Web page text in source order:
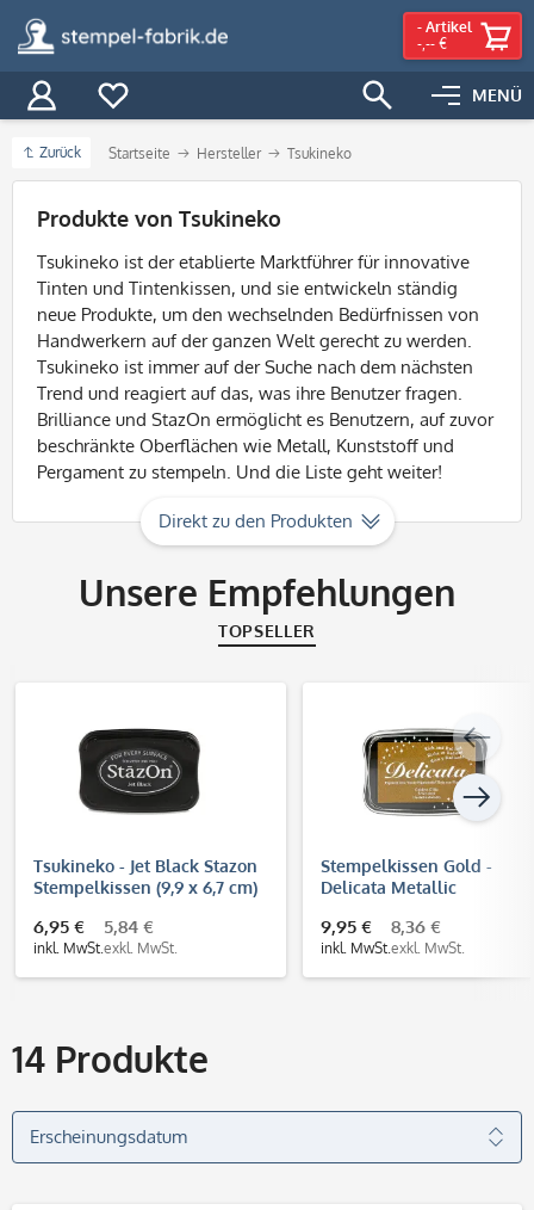
MENÜ
- Artikel
-,-- €
Zurück Startseite Hersteller Tsukineko
Filter
Produkte von Tsukineko
Tsukineko ist der etablierte Marktführer für innovative
Tinten und Tintenkissen, und sie entwickeln ständig
neue Produkte, um den wechselnden Bedürfnissen von
Handwerkern auf der ganzen Welt gerecht zu werden.
Tsukineko ist immer auf der Suche nach dem nächsten
Trend und reagiert auf das, was ihre Benutzer fragen.
Brilliance und StazOn ermöglicht es Benutzern, auf zuvor
beschränkte Oberflächen wie Metall, Kunststoff und
Pergament zu stempeln. Und die Liste geht weiter!
Direkt zu den Produkten
Unsere Empfehlungen
TOPSELLER
Tsukineko - Jet Black Stazon
Stempelkissen (9,9 x 6,7 cm)
6,95 €
inkl. MwSt.
5,84 €
exkl. MwSt.
Stempelkissen Gold -
Delicata Metallic
9,95 €
inkl. MwSt.
8,36 €
exkl. MwSt.
14 Produkte